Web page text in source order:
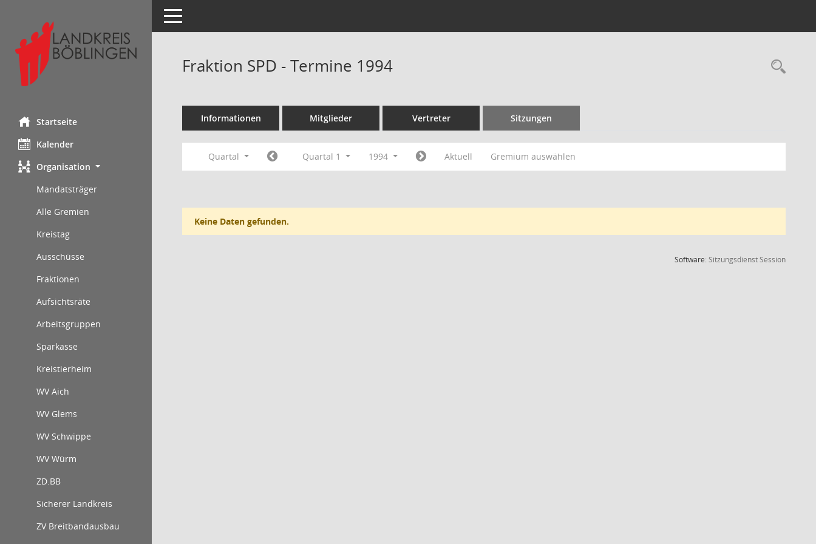
Startseite
Kalender
Organisation
Mandatsträger
Alle Gremien
Kreistag
Ausschüsse
Fraktionen
Aufsichtsräte
Arbeitsgruppen
Sparkasse
Kreistierheim
WV Aich
WV Glems
WV Schwippe
WV Würm
ZD.BB
Sicherer Landkreis
ZV Breitbandausbau
Toggle navigation
Fraktion SPD - Termine 1994
Informationen Mitglieder Vertreter Sitzungen
Quartal Quartal 1 1994 Aktuell Gremium auswählen
Keine Daten gefunden.
Software:SitzungsdienstSession(Wird in